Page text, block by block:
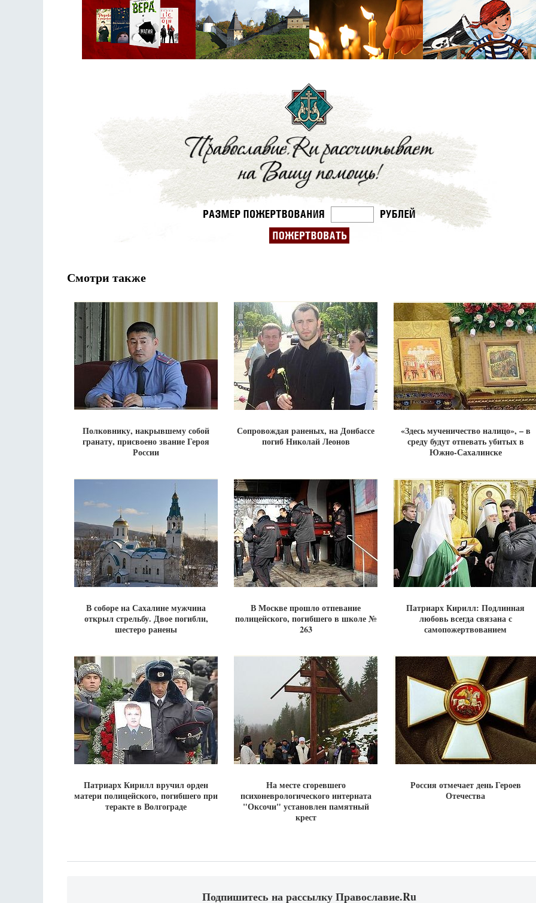
Смотри также
Полковнику, накрывшему собой
гранату, присвоено звание Героя
России
Сопровождая раненых, на Донбассе
погиб Николай Леонов
«Здесь мученичество налицо», – в
среду будут отпевать убитых в
Южно-Сахалинске
В соборе на Сахалине мужчина
открыл стрельбу. Двое погибли,
шестеро ранены
В Москве прошло отпевание
полицейского, погибшего в школе №
263
Патриарх Кирилл: Подлинная
любовь всегда связана с
самопожертвованием
Патриарх Кирилл вручил орден
матери полицейского, погибшего при
теракте в Волгограде
На месте сгоревшего
психоневрологического интерната
"Оксочи" установлен памятный
крест
Россия отмечает день Героев
Отечества
Подпишитесь на рассылку Православие.Ru